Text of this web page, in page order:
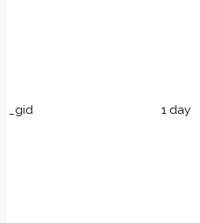
_gid 1 day